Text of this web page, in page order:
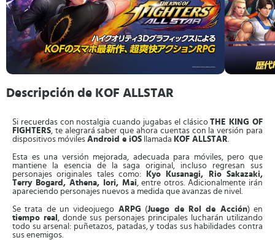
Descripción de KOF ALLSTAR
Si recuerdas con nostalgia cuando jugabas el clásicoTHE KING OF
FIGHTERS, te alegrará saber que ahora cuentas con la versión para
dispositivos móviles Android e iOS llamada KOF ALLSTAR.
Esta es una versión mejorada, adecuada para móviles, pero que
mantiene la esencia de la saga original, incluso regresan sus
personajes originales tales como:
Kyo Kusanagi, Rio Sakazaki,
Terry Bogard, Athena, Iori, Mai, entre otros. Adicionalmente irán
apareciendo personajes nuevos a medida que avanzas de nivel.
Se trata de un videojuego ARPG (Juego de Rol de Acción) en
tiempo real , donde sus personajes principales lucharán utilizando
todo su arsenal: puñetazos, patadas, y todas sus habilidades contra
sus enemigos.